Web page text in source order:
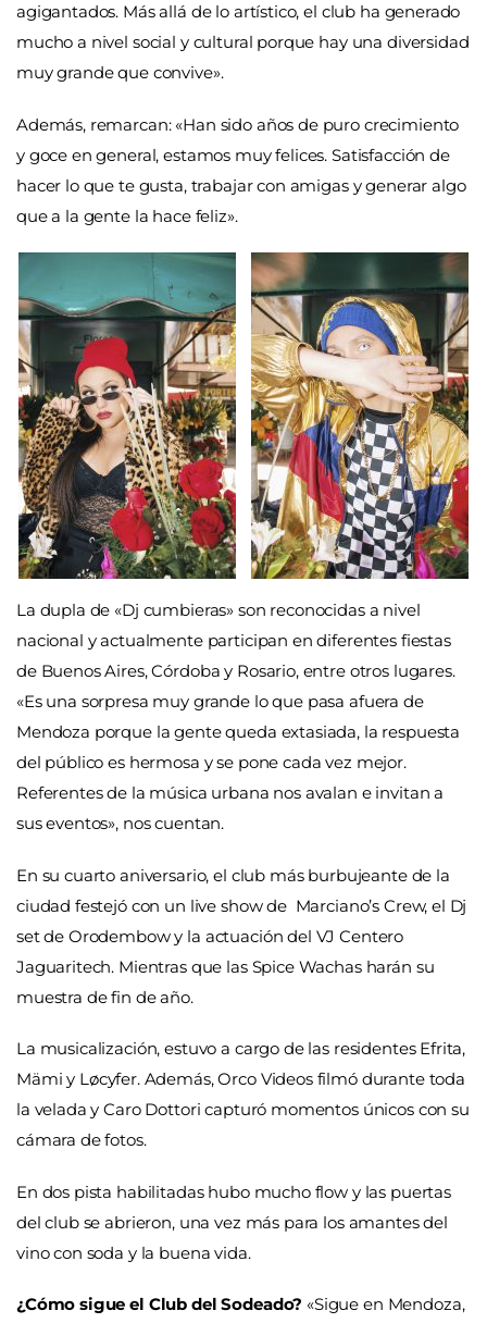
agigantados. Más allá de lo artístico, el club ha generado
mucho a nivel social y cultural porque hay una diversidad
muy grande que convive».
Además, remarcan: «Han sido años de puro crecimiento
y goce en general, estamos muy felices. Satisfacción de
hacer lo que te gusta, trabajar con amigas y generar algo
que a la gente la hace feliz».
La dupla de «Dj cumbieras» son reconocidas a nivel
nacional y actualmente participan en diferentes fiestas
de Buenos Aires, Córdoba y Rosario, entre otros lugares.
«Es una sorpresa muy grande lo que pasa afuera de
Mendoza porque la gente queda extasiada, la respuesta
del público es hermosa y se pone cada vez mejor.
Referentes de la música urbana nos avalan e invitan a
sus eventos», nos cuentan.
En su cuarto aniversario, el club más burbujeante de la
ciudad festejó con un live show de Marciano’s Crew, el Dj
set de Orodembow y la actuación del VJ Centero
Jaguaritech. Mientras que las Spice Wachas harán su
muestra de fin de año.
La musicalización, estuvo a cargo de las residentes Efrita,
Mämi y Løcyfer. Además, Orco Videos filmó durante toda
la velada y Caro Dottori capturó momentos únicos con su
cámara de fotos.
En dos pista habilitadas hubo mucho flow y las puertas
del club se abrieron, una vez más para los amantes del
vino con soda y la buena vida.
¿Cómo sigue el Club del Sodeado? «Sigue en Mendoza,